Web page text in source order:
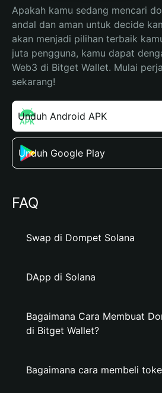
Apakah kamu sedang mencari
andal dan aman untuk decide
akan menjadi pilihan terbaik
juta pengguna, kamu dapat
Web3 di Bitget Wallet. Mulai
sekarang!
Unduh Android APK
Unduh Google Play
FAQ
Swap di Dompet Solana
DApp di Solana
Bagaimana Cara Membuat
di Bitget Wallet?
Bagaimana cara membeli